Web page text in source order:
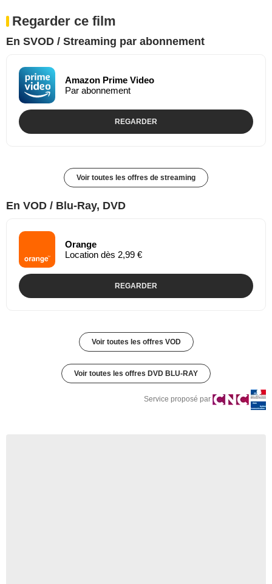
Regarder ce film
En SVOD / Streaming par abonnement
Amazon Prime Video
Par abonnement
REGARDER
Voir toutes les offres de streaming
En VOD / Blu-Ray, DVD
Orange
Location dès 2,99 €
REGARDER
Voir toutes les offres VOD
Voir toutes les offres DVD BLU-RAY
Service proposé par